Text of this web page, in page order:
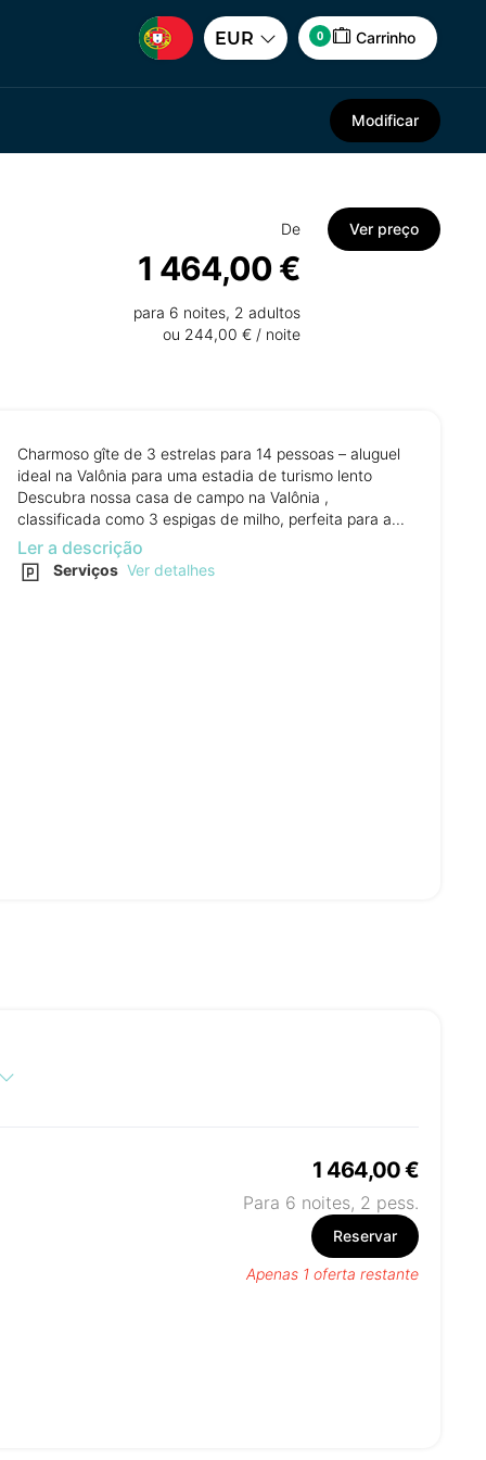
EUR 0 Carrinho
Modificar
De
1 464,00 €
para 6 noites, 2 adultos
ou 244,00 € / noite
Ver preço
Charmoso gîte de 3 estrelas para 14 pessoas – aluguel
ideal na Valônia para uma estadia de turismo lento
Descubra nossa casa de campo na Valônia ,
classificada como 3 espigas de milho, perfeita para a...
Ler a descrição
Serviços Ver detalhes
1 464,00 €
Para 6 noites, 2 pess.
Reservar
Apenas 1 oferta restante